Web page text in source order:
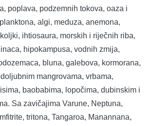
poplava, podzemnih tokova, oaza i
algi, meduza, anemona,
ihtiosaura, morskih i riječnih riba,
hipokampusa, vodnih zmija,
bluna, galebova, kormorana,
mangrovama, vrbama,
baobabima, lopočima, dubinskim i
Sa zavičajima Varune, Neptuna,
tritona, Tangaroa, Manannana,